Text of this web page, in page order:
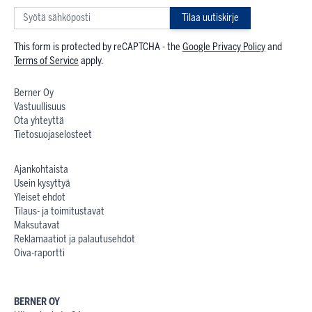
Tilaa uutiskirje
This form is protected by reCAPTCHA - the Google Privacy Policyand
Terms of Service apply.
Berner Oy
Vastuullisuus
Ota yhteyttä
Tietosuojaselosteet
Ajankohtaista
Usein kysyttyä
Yleiset ehdot
Tilaus- ja toimitustavat
Maksutavat
Reklamaatiot ja palautusehdot
Oiva-raportti
BERNER OY